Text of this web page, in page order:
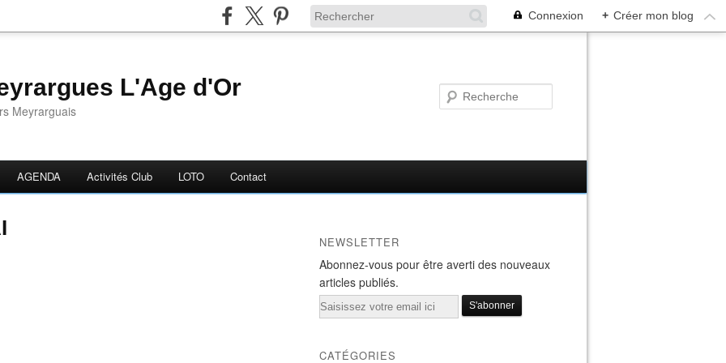
Connexion + Créer mon blog
L'Age d'Or
Meyrarguais
AGENDA Activités Club LOTO Contact
NEWSLETTER
Abonnez-vous pour être averti des nouveaux
articles publiés.
Email
CATÉGORIES